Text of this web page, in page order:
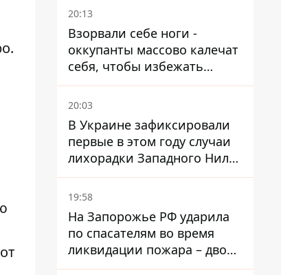
20:13
Взорвали себе ноги -
оккупанты массово калечат
себя, чтобы избежать
штурмов - ГУР
20:03
В Украине зафиксировали
первые в этом году случаи
лихорадки Западного Нила:
два человека заразились
после укусов комаров
19:58
На Запорожье РФ ударила
по спасателям во время
ликвидации пожара – двое
раненых